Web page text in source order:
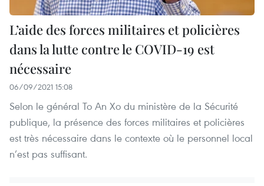
L’aide des forces militaires et policières
dans la lutte contre le COVID-19 est
nécessaire
06/09/2021 15:08
Selon le général To An Xo du ministère de la Sécurité
publique, la présence des forces militaires et policières
est très nécessaire dans le contexte où le personnel local
n’est pas suffisant.